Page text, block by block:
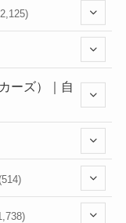
(352)
ーズ）｜自